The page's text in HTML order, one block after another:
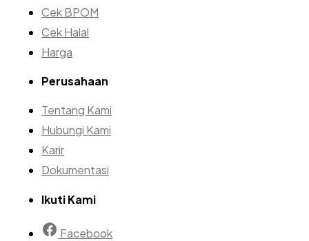
Cek BPOM
Cek Halal
Harga
Perusahaan
Tentang Kami
Hubungi Kami
Karir
Dokumentasi
Ikuti Kami
Facebook